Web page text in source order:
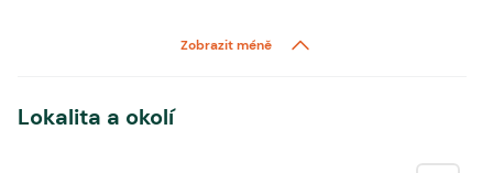
Zobrazit méně
Lokalita a okolí